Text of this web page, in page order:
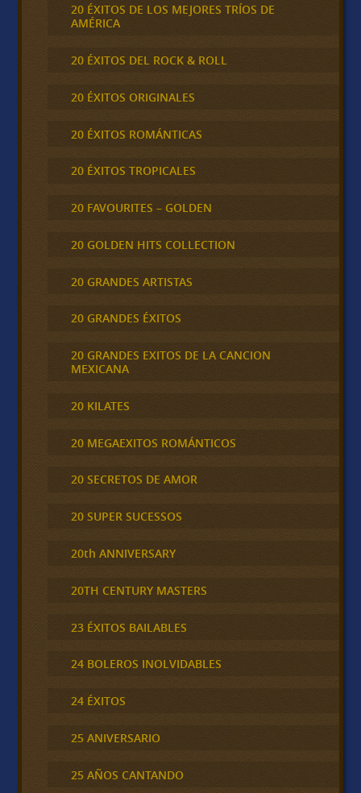
20 ÉXITOS DE LOS MEJORES TRÍOS DE
AMÉRICA
20 ÉXITOS DEL ROCK & ROLL
20 ÉXITOS ORIGINALES
20 ÉXITOS ROMÁNTICAS
20 ÉXITOS TROPICALES
20 FAVOURITES – GOLDEN
20 GOLDEN HITS COLLECTION
20 GRANDES ARTISTAS
20 GRANDES ÉXITOS
20 GRANDES EXITOS DE LA CANCION
MEXICANA
20 KILATES
20 MEGAEXITOS ROMÁNTICOS
20 SECRETOS DE AMOR
20 SUPER SUCESSOS
20th ANNIVERSARY
20TH CENTURY MASTERS
23 ÉXITOS BAILABLES
24 BOLEROS INOLVIDABLES
24 ÉXITOS
25 ANIVERSARIO
25 AÑOS CANTANDO